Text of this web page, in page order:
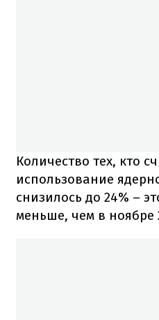
Количество тех, кто
использование
снизилось до 24% –
меньше, чем в ноябре